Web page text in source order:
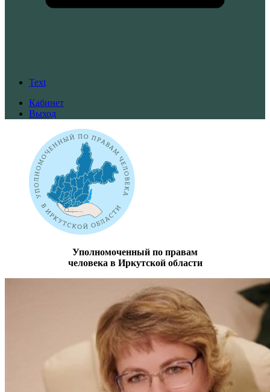
Text
Кабинет
Выход
Уполномоченный по правам
человека в Иркутской области